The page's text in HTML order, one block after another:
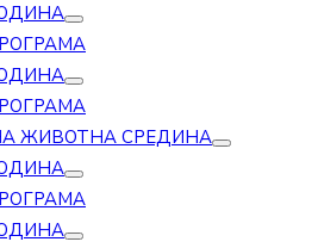
ЖИВОТНА СРЕДИНА